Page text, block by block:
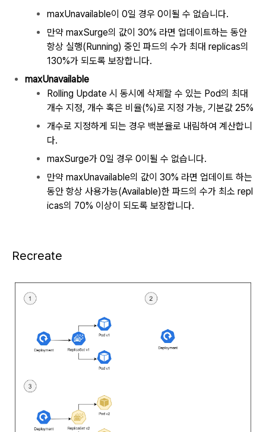
maxUnavailable이 0일 경우 0이될 수 없습니다.
만약 maxSurge의 값이 30% 라면 업데이트하는 동안
항상 실행(Running) 중인 파드의 수가 최대 replicas의
130%가 되도록 보장합니다.
maxUnavailable
Rolling Update 시 동시에 삭제할 수 있는 Pod의 최대
개수 지정, 개수 혹은 비율(%)로 지정 가능, 기본값 25%
개수로 지정하게 되는 경우 백분율로 내림하여 계산합니
다.
maxSurge가 0일 경우 0이될 수 없습니다.
만약 maxUnavailable의 값이 30% 라면 업데이트 하는
동안 항상 사용가능(Available)한 파드의 수가 최소 repl
icas의 70% 이상이 되도록 보장합니다.
Recreate